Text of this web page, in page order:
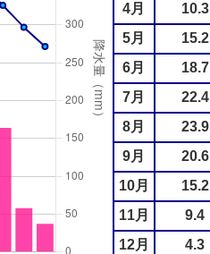
4月
10.3
5月
15.2
6月
18.7
7月
22.4
8月
23.9
9月
20.6
10月
15.2
11月
9.4
12月
4.3